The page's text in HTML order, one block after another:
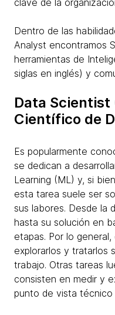
clave de la
Dentro de las
Analyst encontramos
herramientas de
siglas en inglés) y
Data
Científico de
Es popularmente
se dedican a
Learning (ML) y, si
esta tarea suele ser
sus labores. Desde la
hasta su solución en
etapas. Por lo
explorarlos y tratarlos
trabajo. Otras tareas
consisten en medir y
punto de vista